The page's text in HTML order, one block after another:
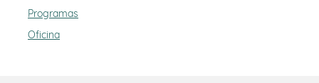
Programas
Oficina